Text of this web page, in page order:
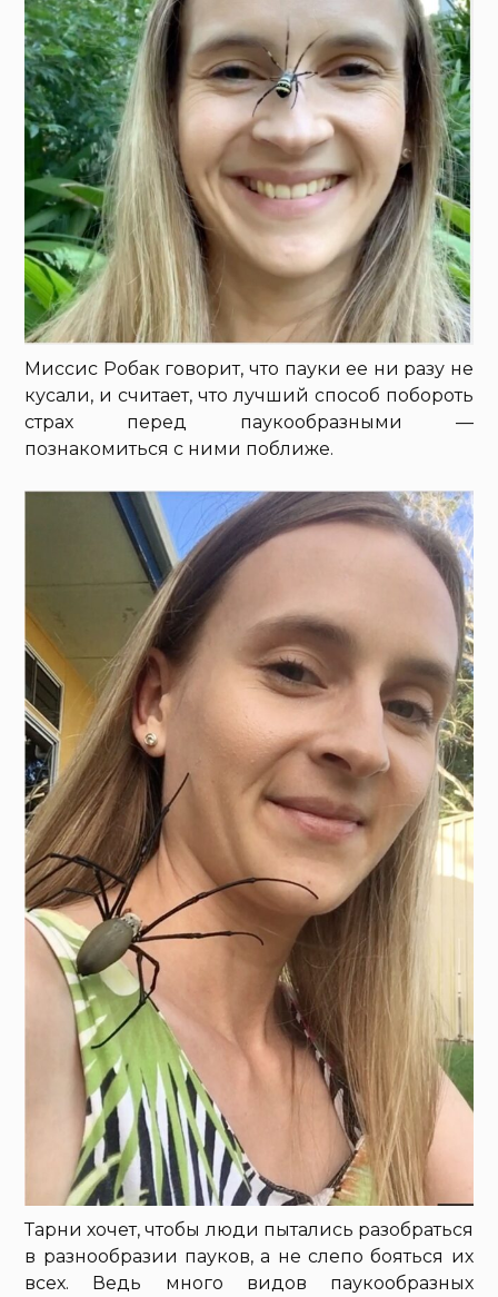
Миссис Робак говорит, что пауки ее ни разу не
кусали, и считает, что лучший способ побороть
страх перед паукообразными —
познакомиться с ними поближе.
Тарни хочет, чтобы люди пытались разобраться
в разнообразии пауков, а не слепо бояться их
всех. Ведь много видов паукообразных